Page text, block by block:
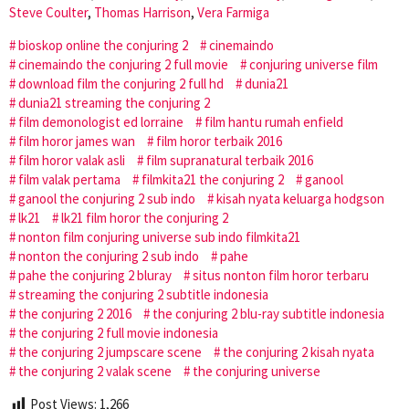
Steve Coulter, Thomas Harrison, Vera Farmiga
bioskop online the conjuring 2
cinemaindo
cinemaindo the conjuring 2 full movie
conjuring universe film
download film the conjuring 2 full hd
dunia21
dunia21 streaming the conjuring 2
film demonologist ed lorraine
film hantu rumah enfield
film horor james wan
film horor terbaik 2016
film horor valak asli
film supranatural terbaik 2016
film valak pertama
filmkita21 the conjuring 2
ganool
ganool the conjuring 2 sub indo
kisah nyata keluarga hodgson
lk21
lk21 film horor the conjuring 2
nonton film conjuring universe sub indo filmkita21
nonton the conjuring 2 sub indo
pahe
pahe the conjuring 2 bluray
situs nonton film horor terbaru
streaming the conjuring 2 subtitle indonesia
the conjuring 2 2016
the conjuring 2 blu-ray subtitle indonesia
the conjuring 2 full movie indonesia
the conjuring 2 jumpscare scene
the conjuring 2 kisah nyata
the conjuring 2 valak scene
the conjuring universe
Post Views: 1,266